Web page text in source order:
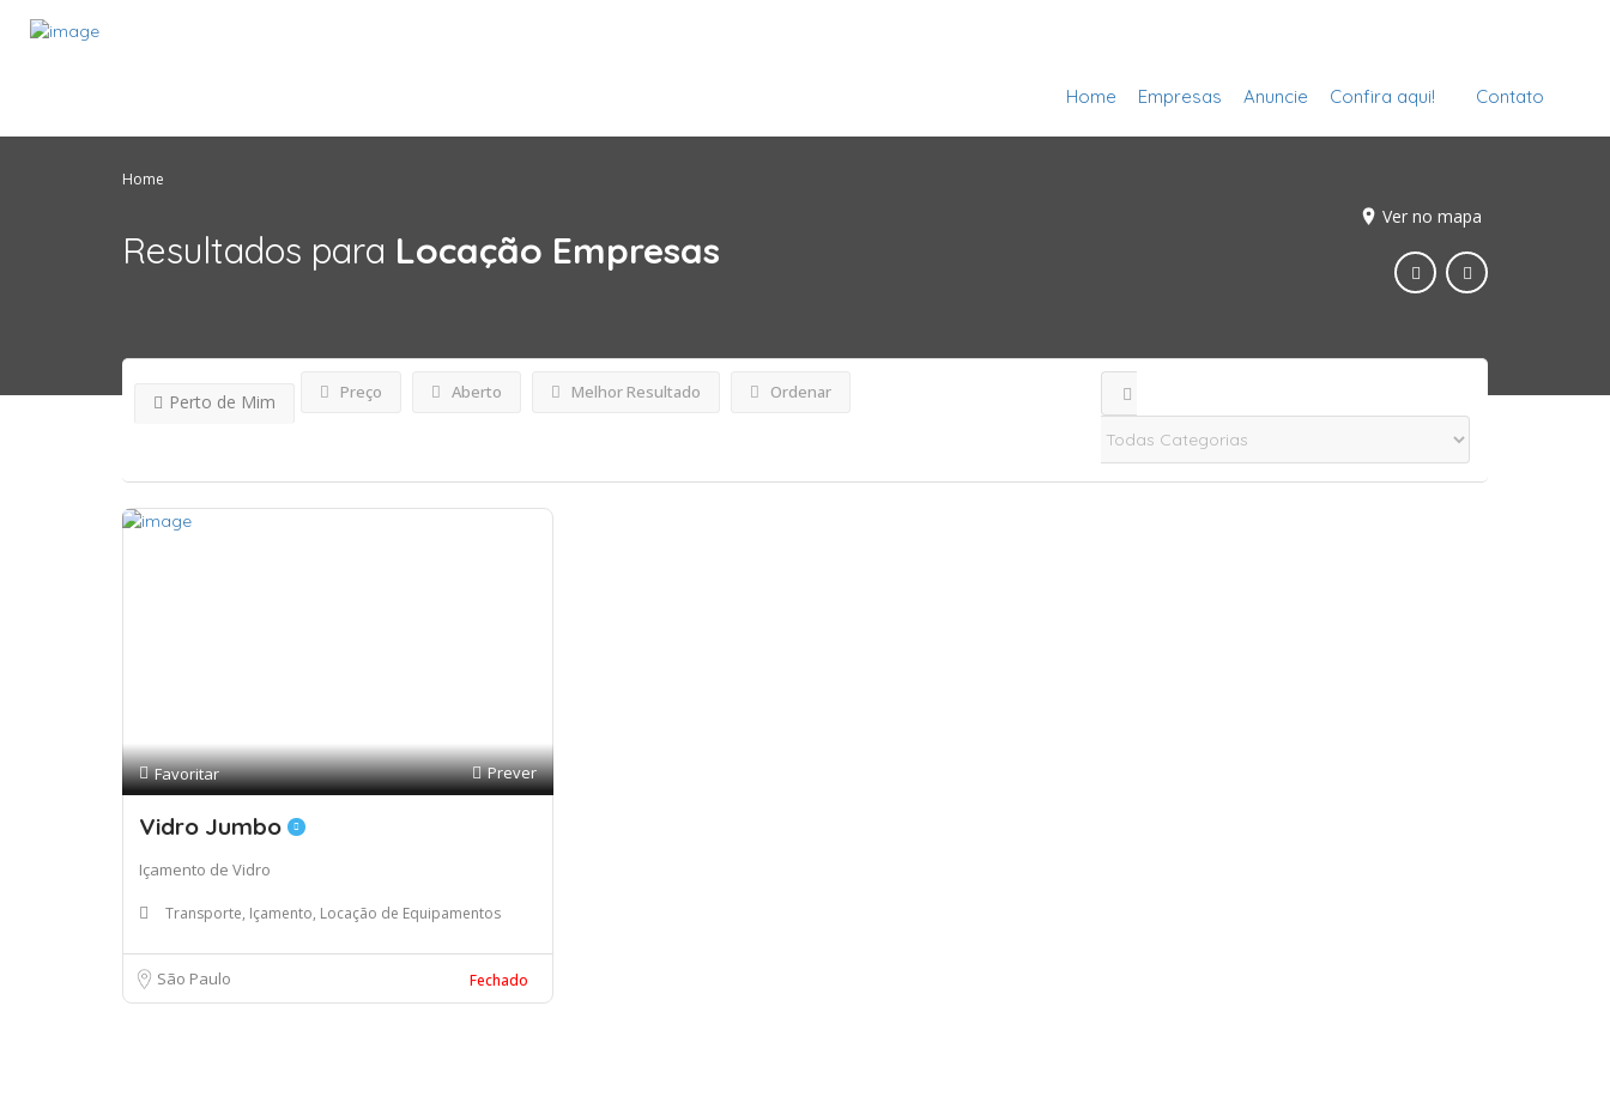
Home Empresas Anuncie Confira aqui! Contato
Home
Ver no mapa
Resultados para Locação Empresas
Preço Aberto
Perto de Mim Melhor Resultado Ordenar
Favoritar Prever
Vidro Jumbo
Içamento de Vidro
Transporte, Içamento, Locação de Equipamentos
São Paulo Fechado